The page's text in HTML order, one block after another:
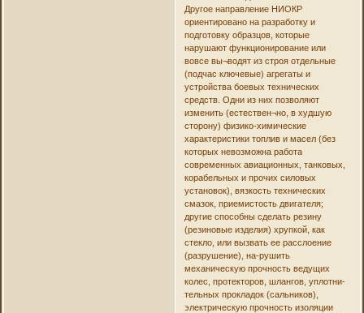
Другое направление НИОКР
ориентировано на разработку и
подготовку образцов, которые
нарушают функционирование или
вовсе вы¬водят из строя отдельные
(подчас ключевые) агрегаты и
устройства боевых технических
средств. Одни из них позволяют
изменить (естествен¬но, в худшую
сторону) физико-химические
характеристики топлив и масел (без
которых невозможна работа
современных авиационных, танковых,
корабельных и прочих силовых
установок), вязкость технических
смазок, приемистость двигателя;
другие способны сделать резину
(резиновые изделия) хрупкой, как
стекло, или вызвать ее расслоение
(разрушение), на-рушить
механическую прочность ведущих
колес, протекторов, шлангов, уплотни-
тельных прокладок (сальников),
электрическую прочность изоляции